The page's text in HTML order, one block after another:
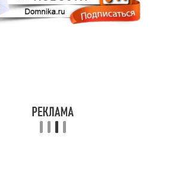
Шапка со жгутами